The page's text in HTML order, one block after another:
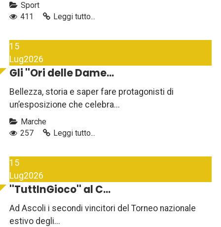
Sport
411
Leggi tutto...
15
Lug2026
Gli ''Ori delle Dame...
Bellezza, storia e saper fare protagonisti di
un’esposizione che celebra...
Marche
257
Leggi tutto...
15
Lug2026
''TuttInGioco'' al C...
Ad Ascoli i secondi vincitori del Torneo nazionale
estivo degli...